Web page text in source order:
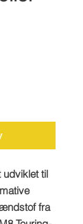
udviklet til
fra